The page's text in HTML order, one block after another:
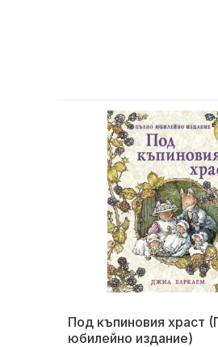
Под къпиновия храст
юбилейно издание)